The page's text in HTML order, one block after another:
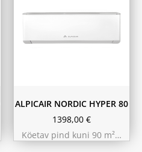
ALPICAIR NORDIC HYPER 80
1398,00 €
Köetav pind kuni 90 m²…